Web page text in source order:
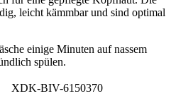
leicht kämmbar und sind optimal
einige Minuten auf nassem
spülen.
XDK-BIV-6150370